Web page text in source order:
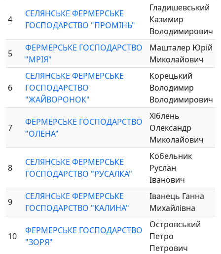
4
СЕЛЯНСЬКЕ ФЕРМЕРСЬКЕ
ГОСПОДАРСТВО "ПРОМІНЬ"
Гладишевський
Казимир
Володимирович
5
ФЕРМЕРСЬКЕ ГОСПОДАРСТВО
"МРІЯ"
Машталер Юрій
Миколайович
6
СЕЛЯНСЬКЕ ФЕРМЕРСЬКЕ
ГОСПОДАРСТВО
"ЖАЙВОРОНОК"
Корецький
Володимир
Володимирович
7
ФЕРМЕРСЬКЕ ГОСПОДАРСТВО
"ОЛЕНА"
Хіблень
Олександр
Миколайович
8
СЕЛЯНСЬКЕ ФЕРМЕРСЬКЕ
ГОСПОДАРСТВО "РУСАЛКА"
Кобельник
Руслан
Іванович
9
СЕЛЯНСЬКЕ ФЕРМЕРСЬКЕ
ГОСПОДАРСТВО "КАЛИНА"
Іванець Ганна
Михайлівна
10
ФЕРМЕРСЬКЕ ГОСПОДАРСТВО
"ЗОРЯ"
Островський
Петро
Петрович